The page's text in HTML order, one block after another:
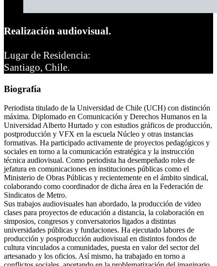
Realización audiovisual.
Lugar de Residencia:
Santiago, Chile.
Biografía
Periodista titulado de la Universidad de Chile (UCH) con distinción
máxima. Diplomado en Comunicación y Derechos Humanos en la
Universidad Alberto Hurtado y con estudios gráficos de producción,
postproducción y VFX en la escuela Núcleo y otras instancias
formativas. Ha participado activamente de proyectos pedagógicos y
sociales en torno a la comunicación estratégica y la instrucción
técnica audiovisual. Como periodista ha desempeñado roles de
jefatura en comunicaciones en instituciones públicas como el
Ministerio de Obras Públicas y recientemente en el ámbito sindical,
colaborando como coordinador de dicha área en la Federación de
Sindicatos de Metro.
Sus trabajos audiovisuales han abordado, la producción de video
clases para proyectos de educación a distancia, la colaboración en
simposios, congresos y conversatorios ligados a distintas
universidades públicas y fundaciones. Ha ejecutado labores de
producción y posproducción audiovisual en distintos fondos de
cultura vinculados a comunidades, puesta en valor del sector del
artesanado y los oficios. Así mismo, ha trabajado en torno a